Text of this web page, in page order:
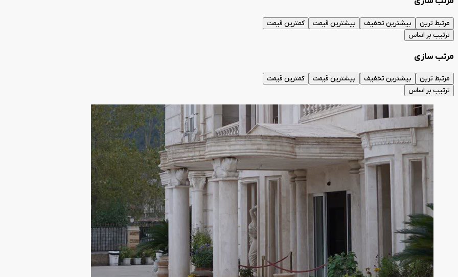
مرتبط ترین بیشترین تخفیف بیشترین قیمت
کمترین قیمت
ترتیب بر اساس
مرتب سازی
مرتبط ترین بیشترین تخفیف بیشترین قیمت
کمترین قیمت
ترتیب بر اساس